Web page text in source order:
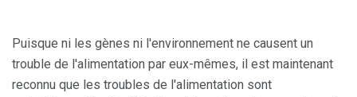
Puisque ni les gènes ni l'environnement ne causent un
trouble de l'alimentation par eux-mêmes, il est maintenant
reconnu que les troubles de l'alimentation sont